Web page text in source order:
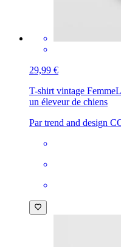
29,99 €
T-shirt vintage Femme
un éleveur de chiens
Par trend and design